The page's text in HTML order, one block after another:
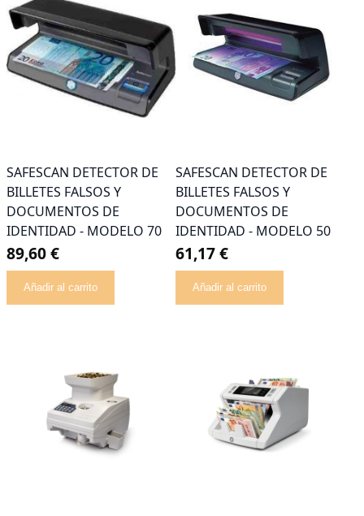
SAFESCAN DETECTOR DE
BILLETES FALSOS Y
DOCUMENTOS DE
IDENTIDAD - MODELO 70
89,60 €
Añadir al carrito
SAFESCAN DETECTOR DE
BILLETES FALSOS Y
DOCUMENTOS DE
IDENTIDAD - MODELO 50
61,17 €
Añadir al carrito